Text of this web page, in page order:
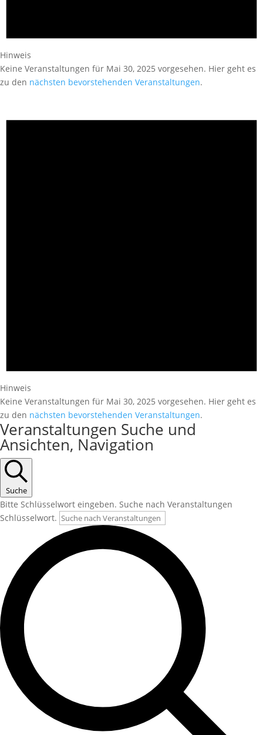
Hinweis
Keine Veranstaltungen für Mai 30, 2025 vorgesehen. Hier geht es
zu den nächsten bevorstehenden Veranstaltungen.
Hinweis
Keine Veranstaltungen für Mai 30, 2025 vorgesehen. Hier geht es
zu den nächsten bevorstehenden Veranstaltungen.
Veranstaltungen Suche und
Ansichten, Navigation
Suche
Bitte Schlüsselwort eingeben. Suche nach Veranstaltungen
Schlüsselwort.